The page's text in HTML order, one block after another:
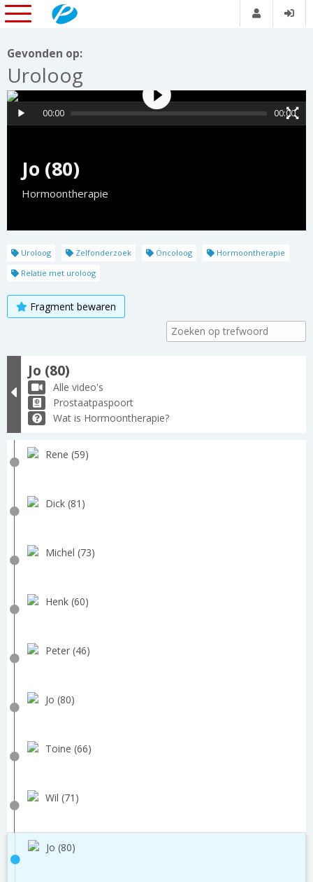
Gevonden op:
Uroloog
Jo (80)
Hormoontherapie
00:00 00:00
Uroloog Zelfonderzoek Oncoloog
Hormoontherapie
Relatie met uroloog
Fragment bewaren
Jo (80)
Alle video's
Prostaatpaspoort
Wat is Hormoontherapie?
Rene (59)
Dick (81)
Michel (73)
Henk (60)
Peter (46)
Jo (80)
Toine (66)
Wil (71)
Jo (80)